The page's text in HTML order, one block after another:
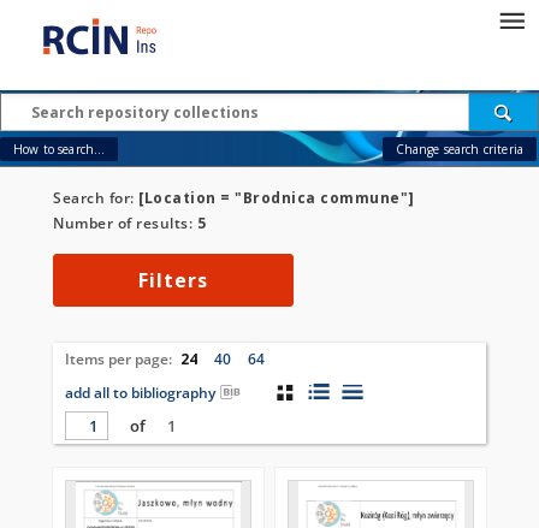
How to search... Change search criteria
Search for: [Location = "Brodnica commune"]
Number of results: 5
Filters
Items per page: 24 40
64
add all to bibliography
of
1